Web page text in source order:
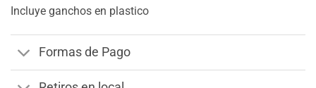
Incluye ganchos en plastico
Formas de Pago